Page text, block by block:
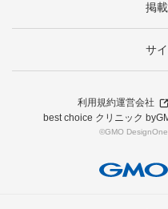
掲
サ
利用規約運営会社
best choice クリニック
©GMO